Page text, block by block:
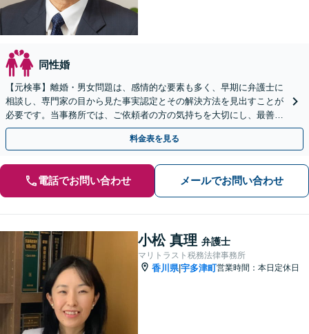
同性婚
【元検事】離婚・男女問題は、感情的な要素も多く、早期に弁護士に
相談し、専門家の目から見た事実認定とその解決方法を見出すことが
必要です。当事務所では、ご依頼者の方の気持ちを大切にし、最善の
選択肢をご提案して、迅速・的確な問題解決を目指します。
料金表を見る
電話でお問い合わせ メールでお問い合わせ
小松 真理 弁護士
マリトラスト税務法律事務所
香川県|宇多津町営業時間：本日定休日